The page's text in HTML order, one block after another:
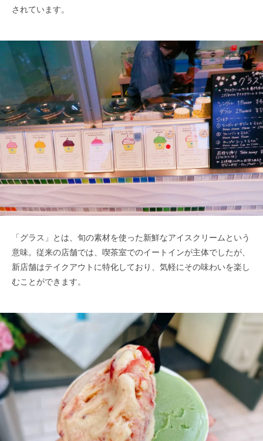
されています。
「グラス」とは、旬の素材を使った新鮮なアイスクリームという
意味。従来の店舗では、喫茶室でのイートインが主体でしたが、
新店舗はテイクアウトに特化しており、気軽にその味わいを楽し
むことができます。